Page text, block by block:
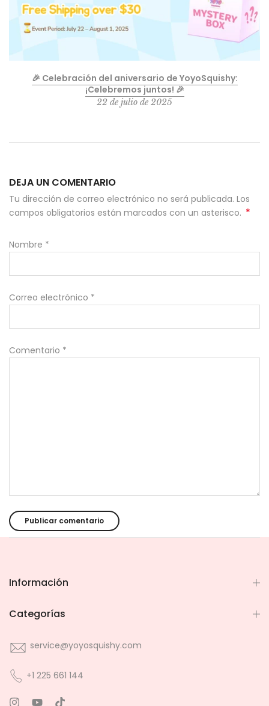
🎉 Celebración del aniversario de YoyoSquishy:
¡Celebremos juntos! 🎉
22 de julio de 2025
DEJA UN COMENTARIO
Tu dirección de correo electrónico no será publicada. Los
campos obligatorios están marcados con un asterisco. *
Nombre *
Correo electrónico *
Comentario *
Información
Categorías
service@yoyosquishy.com
+1 225 661 144